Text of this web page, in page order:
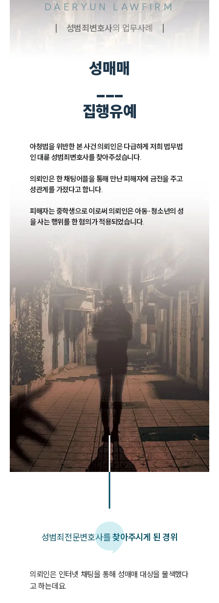
DAERYUN LAWFIRM
성범죄 변호사의 업무사례
성매매
___
집행유예
아청법을 위반한 본 사건 의뢰인은 다급하게 저희 법무법
인 대륜 성범죄변호사를 찾아주셨습니다.
의뢰인은 한 채팅어플을 통해 만난 피해자에 금전을 주고
성관계를 가졌다고 합니다.
피해자는 중학생으로 이로써 의뢰인은 아동·청소년의 성
을 사는 행위를 한 혐의가 적용되었습니다.
성범죄전문변호사를찾아주시게 된 경위
의뢰인은 인터넷 채팅을 통해 성매매 대상을 물색했다
고 하는데요.